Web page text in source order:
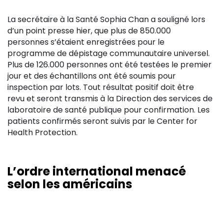
La secrétaire à la Santé Sophia Chan a souligné lors
d’un point presse hier, que plus de 850.000
personnes s’étaient enregistrées pour le
programme de dépistage communautaire universel.
Plus de 126.000 personnes ont été testées le premier
jour et des échantillons ont été soumis pour
inspection par lots. Tout résultat positif doit être
revu et seront transmis à la Direction des services de
laboratoire de santé publique pour confirmation. Les
patients confirmés seront suivis par le Center for
Health Protection.
L’ordre international menacé
selon les américains